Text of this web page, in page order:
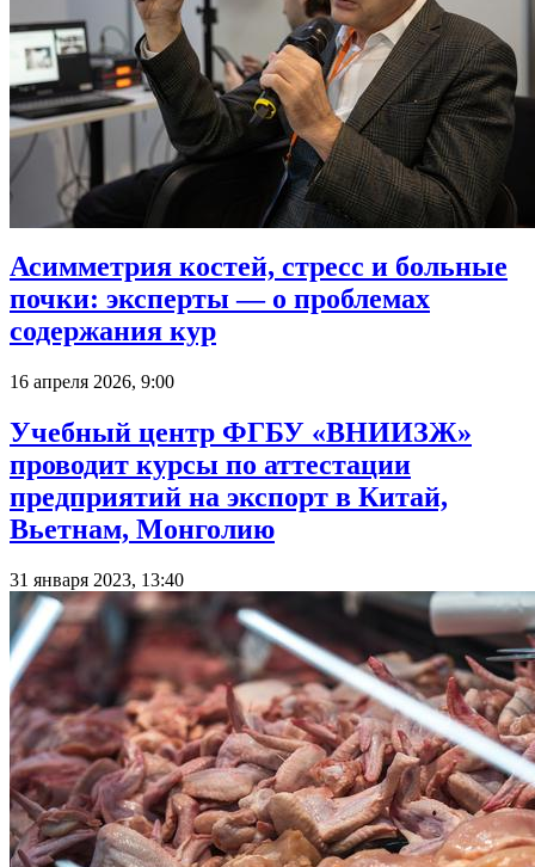
Асимметрия костей, стресс и больные
почки: эксперты — о проблемах
содержания кур
16 апреля 2026, 9:00
Учебный центр ФГБУ «ВНИИЗЖ»
проводит курсы по аттестации
предприятий на экспорт в Китай,
Вьетнам, Монголию
31 января 2023, 13:40